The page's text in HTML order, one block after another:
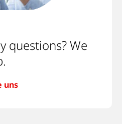
questions? We
uns